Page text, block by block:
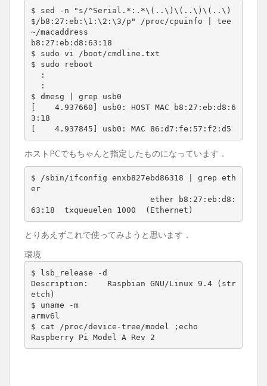
$ sed -n "s/^Serial.*:.*\(..\)\(..\)\(..\)
$/b8:27:eb:\1:\2:\3/p" /proc/cpuinfo | tee
~/macaddress
b8:27:eb:d8:63:18
$ sudo vi /boot/cmdline.txt
$ sudo reboot
$ dmesg | grep usb0
[    4.937660] usb0: HOST MAC b8:27:eb:d8:6
3:18
[    4.937845] usb0: MAC 86:d7:fe:57:f2:d5
ホストPCでもちゃんと指定したものになっています．
$ /sbin/ifconfig enxb827ebd86318 | grep eth
er
63:18  txqueuelen 1000  (Ethernet)
とりあえずこれで使ってみようと思います．
環境
$ lsb_release -d
Description:    Raspbian GNU/Linux 9.4 (str
etch)
$ uname -m
armv6l
$ cat /proc/device-tree/model ;echo
Raspberry Pi Model A Rev 2